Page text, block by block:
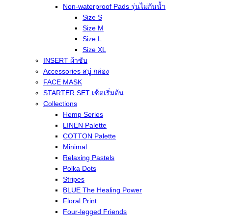
Non-waterproof Pads รุ่นไม่กันน้ำ
Size S
Size M
Size L
Size XL
INSERT ผ้าซับ
Accessories สบู่ กล่อง
FACE MASK
STARTER SET เซ็ตเริ่มต้น
Collections
Hemp Series
LINEN Palette
COTTON Palette
Minimal
Relaxing Pastels
Polka Dots
Stripes
BLUE The Healing Power
Floral Print
Four-legged Friends